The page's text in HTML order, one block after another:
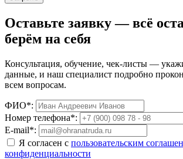
Оставьте заявку — всё
берём на себя
Консультация, обучение, чек-листы —
данные, и наш специалист подробно
всем вопросам.
ФИО*:
Номер телефона*:
E-mail*:
Я согласен с пользовательским
конфиденциальности